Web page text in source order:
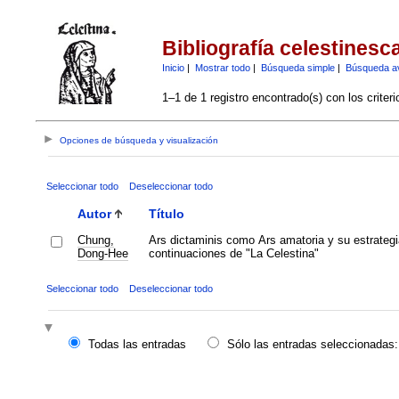
Bibliografía
Inicio| Mostrar todo| Búsqueda simple| Búsqueda
1–1 de 1 registro encontrado(s) con los
Opciones de búsqueda y visualización
Seleccionar todo Deseleccionar todo
Autor Título
Chung,
Dong-Hee
Ars dictaminis como Ars amatoria y su
continuaciones de "La Celestina"
Seleccionar todo Deseleccionar todo
Todas las entradas
Sólo las entradas seleccionadas: